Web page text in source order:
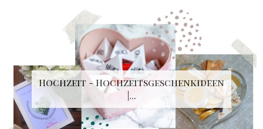
Hochzeit - Hochzeitsgeschenkideen
|...